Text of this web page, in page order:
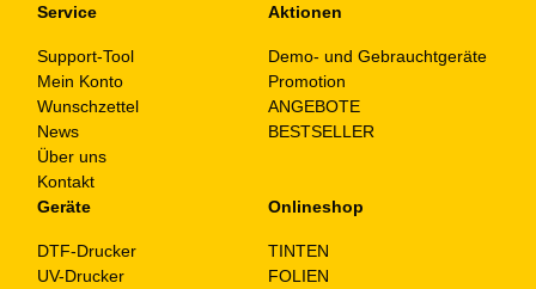
Service
Support-Tool
Mein Konto
Wunschzettel
News
Über uns
Kontakt
Aktionen
Demo- und Gebrauchtgeräte
Promotion
ANGEBOTE
BESTSELLER
Geräte
DTF-Drucker
UV-Drucker
Onlineshop
TINTEN
FOLIEN